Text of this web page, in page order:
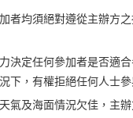
者均須絕對遵從主辦方
決定任何參加者是否適
下，有權拒絕任何人士參
氣及海面情況欠佳，主